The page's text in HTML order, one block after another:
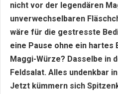
nicht vor der legendären
unverwechselbaren
wäre für die gestresste
eine Pause ohne ein hartes
Maggi-Würze? Dasselbe in
Feldsalat. Alles undenkbar
Jetzt kümmern sich